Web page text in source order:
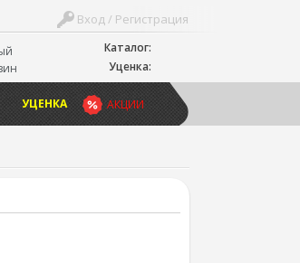
Каталог:
Уценка:
Вход / Регистрация
АКЦИИ
УЦЕНКА